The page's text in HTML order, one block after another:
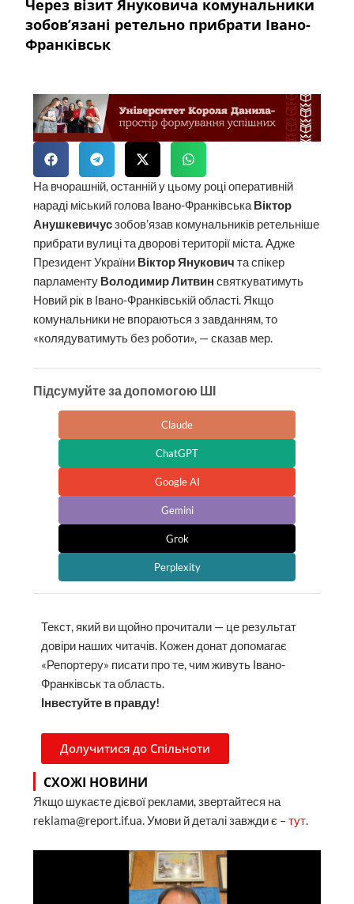
Через візит Януковича комунальники
зобов’язані ретельно прибрати Івано-
Франківськ
На вчорашній, останній у цьому році оперативній
нараді міський голова Івано-Франківська Віктор
Анушкевичусзобов’язав комунальників ретельніше
прибрати вулиці та дворові території міста. Адже
Президент України Віктор Януковичта спікер
парламенту Володимир Литвинсвяткуватимуть
Новий рік в Івано-Франківській області. Якщо
комунальники не впораються з завданням, то
«колядуватимуть без роботи», — сказав мер.
Підсумуйте за допомогою ШІ
Claude
ChatGPT
Google AI
Gemini
Grok
Perplexity
Текст, який ви щойно прочитали — це результат
довіри наших читачів. Кожен донат допомагає
«Репортеру» писати про те, чим живуть Івано-
Франківськ та область.
Інвестуйте в правду!
Долучитися до Спільноти
СХОЖІ НОВИНИ
Якщо шукаєте дієвої реклами, звертайтеся на
reklama@report.if.ua. Умови й деталі завжди є –тут.